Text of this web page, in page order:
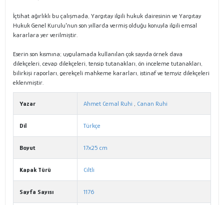
İçtihat ağırlıklı bu çalışmada, Yargıtay ilgili hukuk dairesinin ve Yargıtay
Hukuk Genel Kurulu'nun son yıllarda vermiş olduğu konuyla ilgili emsal
kararlara yer verilmiştir.
Eserin son kısmına; uygulamada kullanılan çok sayıda örnek dava
dilekçeleri, cevap dilekçeleri, tensip tutanakları, ön inceleme tutanakları,
bilirkişi raporları, gerekçeli mahkeme kararları, istinaf ve temyiz dilekçeleri
eklenmiştir.
Yazar Ahmet Cemal Ruhi , Canan Ruhi
Dil Türkçe
Boyut 17x25 cm
Kapak Türü Ciltli
Sayfa Sayısı 1176